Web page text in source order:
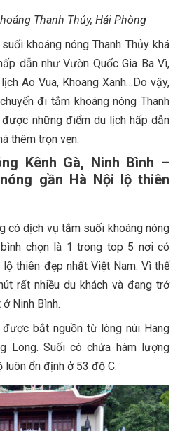
Thanh Thủy, Hải Phòng
khoáng nóng Thanh Thủy khá
dẫn như Vườn Quốc Gia Ba Vì,
Ao Vua, Khoang Xanh…Do vậy,
đi tắm khoáng nóng Thanh
những điểm du lịch hấp dẫn
thêm trọn vẹn.
Kênh Gà, Ninh Bình –
gần Hà Nội lộ thiên
có dịch vụ tắm suối khoáng nóng
chọn là 1 trong top 5 nơi có
thiên đẹp nhất Việt Nam. Vì thế
rất nhiều du khách và đang trở
Ninh Bình.
bắt nguồn từ lòng núi Hang
Long. Suối có chứa hàm lượng
luôn ổn định ở 53 độ C.